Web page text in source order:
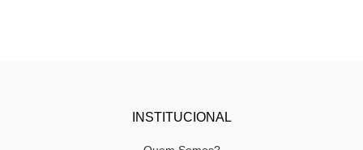
INSTITUCIONAL